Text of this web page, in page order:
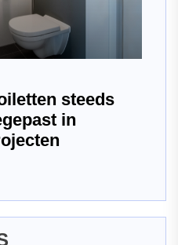
steeds
in